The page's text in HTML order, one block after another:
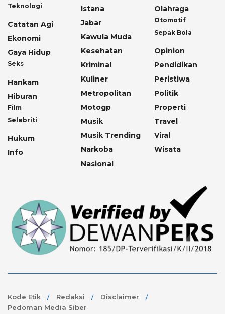
Teknologi
Catatan Agi
Ekonomi
Gaya Hidup
Seks
Hankam
Hiburan
Film
Selebriti
Hukum
Info
Istana
Jabar
Kawula Muda
Kesehatan
Kriminal
Kuliner
Metropolitan
Motogp
Musik
Musik Trending
Narkoba
Nasional
Olahraga
Otomotif
Sepak Bola
Opinion
Pendidikan
Peristiwa
Politik
Properti
Travel
Viral
Wisata
Kode Etik Redaksi
Disclaimer
Pedoman Media Siber